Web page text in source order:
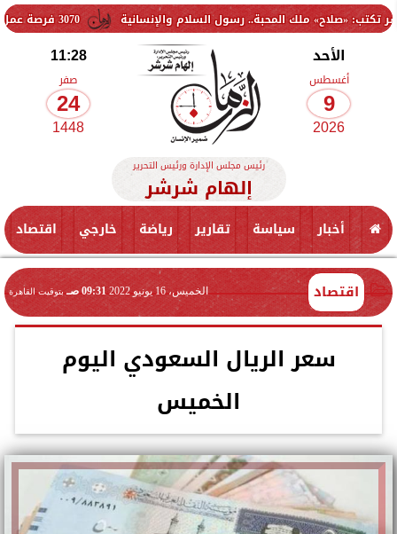
3070 فرصة عمل جديدة بالقطاع الخاص.. وظائف برواتب تصل إلى 9500 جنيه المحبة.. رسول السلام والإنسانية
الأحد
أغسطس
9
2026
11:28
صفر
24
1448
رئيس مجلس الإدارة ورئيس التحرير
إلهام شرشر
أخبار سياسة تقارير رياضة خارجي اقتصاد
اقتصاد الخميس، 16 يونيو 2022 09:31 صـ بتوقيت القاهرة
سعر الريال السعودي اليوم
الخميس